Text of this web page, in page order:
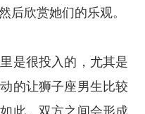
后欣赏她们的乐观。
很投入的，尤其是
的让狮子座男生比较